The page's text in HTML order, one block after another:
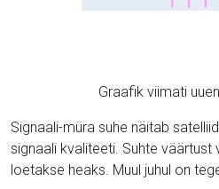
Graafik viimati
Signaali-müra suhe näitab
signaali kvaliteeti. Suhte väärtust
loetakse heaks. Muul juhul on